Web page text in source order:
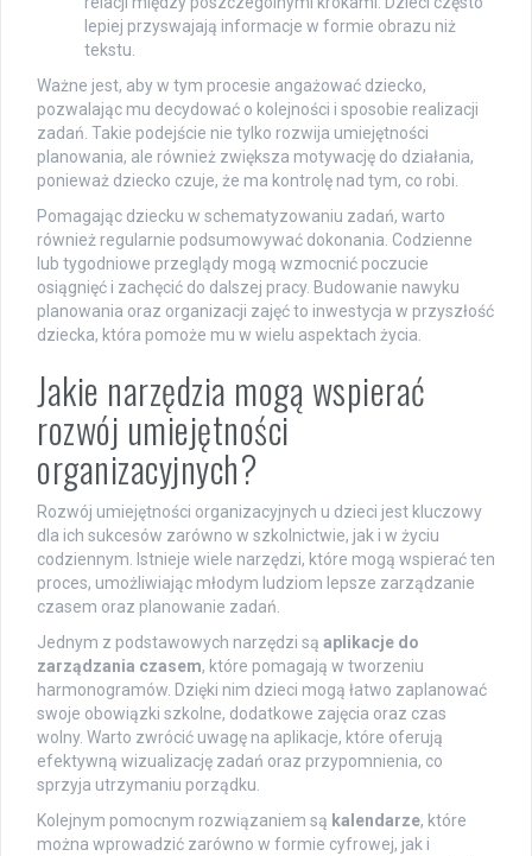
lepiej przyswajają informacje w formie obrazu niż
tekstu.
Ważne jest, aby w tym procesie angażować dziecko,
pozwalając mu decydować o kolejności i sposobie realizacji
zadań. Takie podejście nie tylko rozwija umiejętności
planowania, ale również zwiększa motywację do działania,
ponieważ dziecko czuje, że ma kontrolę nad tym, co robi.
Pomagając dziecku w schematyzowaniu zadań, warto
również regularnie podsumowywać dokonania. Codzienne
lub tygodniowe przeglądy mogą wzmocnić poczucie
osiągnięć i zachęcić do dalszej pracy. Budowanie nawyku
planowania oraz organizacji zajęć to inwestycja w przyszłość
dziecka, która pomoże mu w wielu aspektach życia.
Jakie narzędzia mogą wspierać
rozwój umiejętności
organizacyjnych?
Rozwój umiejętności organizacyjnych u dzieci jest kluczowy
dla ich sukcesów zarówno w szkolnictwie, jak i w życiu
codziennym. Istnieje wiele narzędzi, które mogą wspierać ten
proces, umożliwiając młodym ludziom lepsze zarządzanie
czasem oraz planowanie zadań.
Jednym z podstawowych narzędzi są aplikacje do
zarządzania czasem, które pomagają w tworzeniu
harmonogramów. Dzięki nim dzieci mogą łatwo zaplanować
swoje obowiązki szkolne, dodatkowe zajęcia oraz czas
wolny. Warto zwrócić uwagę na aplikacje, które oferują
efektywną wizualizację zadań oraz przypomnienia, co
sprzyja utrzymaniu porządku.
Kolejnym pomocnym rozwiązaniem są kalendarze, które
można wprowadzić zarówno w formie cyfrowej, jak i